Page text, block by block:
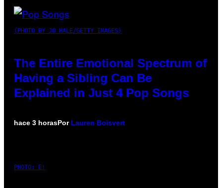
(PHOTO BY JO HALE/GETTY IMAGES)
The Entire Emotional Spectrum of
Having a Sibling Can Be
Explained in Just 4 Pop Songs
hace 3 horasPor Lauren Boisvert
PHOTO: E!